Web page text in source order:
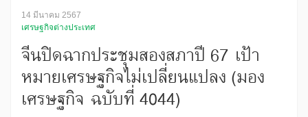
14 มีนาคม 2567
เศรษฐกิจต่างประเทศ
จีนปิดฉากประชุมสองสภาปี 67 เป้า
หมายเศรษฐกิจไม่เปลี่ยนแปลง (มอง
เศรษฐกิจ ฉบับที่ 4044)